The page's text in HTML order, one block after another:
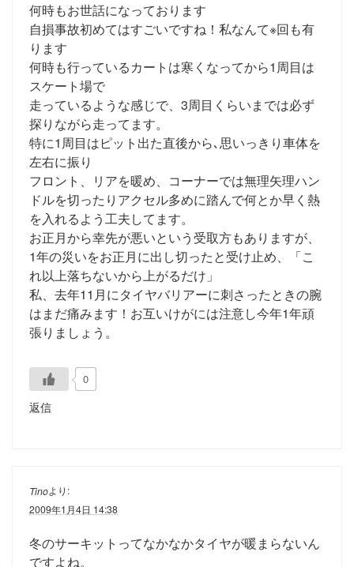
何時もお世話になっております
自損事故初めてはすごいですね！私なんて※回も有
ります
何時も行っているカートは寒くなってから1周目は
スケート場で
走っているような感じで、3周目くらいまでは必ず
探りながら走ってます。
特に1周目はピット出た直後から､思いっきり車体を
左右に振り
フロント、リアを暖め、コーナーでは無理矢理ハン
ドルを切ったりアクセル多めに踏んで何とか早く熱
を入れるよう工夫してます。
お正月から幸先が悪いという受取方もありますが、
1年の災いをお正月に出し切ったと受け止め、「こ
れ以上落ちないから上がるだけ」
私、去年11月にタイヤバリアーに刺さったときの腕
はまだ痛みます！お互いけがには注意し今年1年頑
張りましょう。
0
返信
Tinoより:
2009年1月4日 14:38
冬のサーキットってなかなかタイヤが暖まらないん
ですよね。